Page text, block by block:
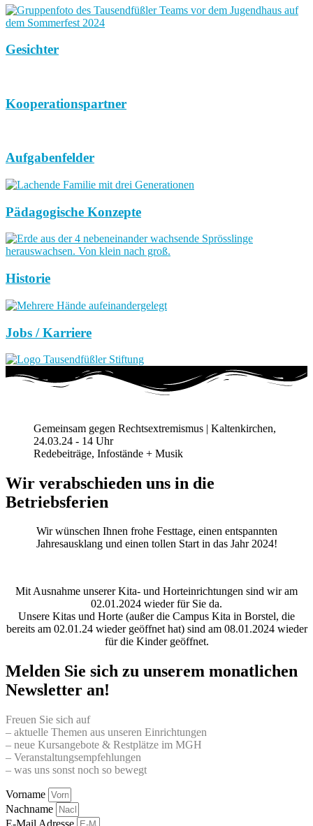
Gesichter
Kooperationspartner
Aufgabenfelder
Pädagogische Konzepte
Historie
Jobs / Karriere
Gemeinsam gegen Rechtsextremismus | Kaltenkirchen,
24.03.24 - 14 Uhr
Redebeiträge, Infostände + Musik
Wir verabschieden uns in die
Betriebsferien
Wir wünschen Ihnen frohe Festtage, einen entspannten
Jahresausklang und einen tollen Start in das Jahr 2024!
Mit Ausnahme unserer Kita- und Horteinrichtungen sind wir am
02.01.2024 wieder für Sie da.
Unsere Kitas und Horte (außer die Campus Kita in Borstel, die
bereits am 02.01.24 wieder geöffnet hat) sind am 08.01.2024 wieder
für die Kinder geöffnet.
Melden Sie sich zu unserem monatlichen
Newsletter an!
Freuen Sie sich auf
– aktuelle Themen aus unseren Einrichtungen
– neue Kursangebote & Restplätze im MGH
– Veranstaltungsempfehlungen
– was uns sonst noch so bewegt
Vorname
Nachname